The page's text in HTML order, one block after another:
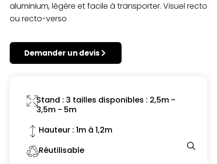
aluminium, légère et facile à transporter. Visuel recto
ou recto-verso
Demander un devis
Stand : 3 tailles disponibles : 2,5m -
3,5m - 5m
Hauteur : 1m à 1,2m
Réutilisable